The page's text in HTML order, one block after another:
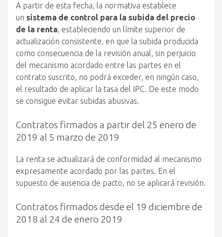
A partir de esta fecha, la normativa establece
un sistema de control para la subida del precio
de la renta , estableciendo un límite superior de
actualización consistente, en que la subida producida
como consecuencia de la revisión anual, sin perjuicio
del mecanismo acordado entre las partes en el
contrato suscrito, no podrá exceder, en ningún caso,
el resultado de aplicar la tasa del IPC. De este modo
se consigue evitar subidas abusivas.
Contratos firmados a partir del 25 enero de
2019 al 5 marzo de 2019
La renta se actualizará de conformidad al mecanismo
expresamente acordado por las partes. En el
supuesto de ausencia de pacto, no se aplicará revisión.
Contratos firmados desde el 19 diciembre de
2018 al 24 de enero 2019